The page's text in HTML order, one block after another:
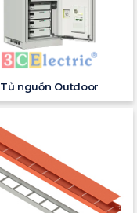
Tủ nguồn Outdoor